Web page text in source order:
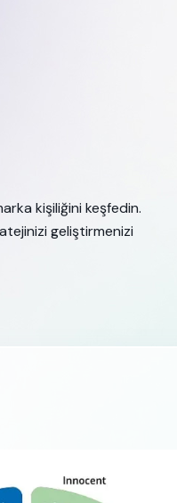
kişiliğini keşfedin.
geliştirmenizi